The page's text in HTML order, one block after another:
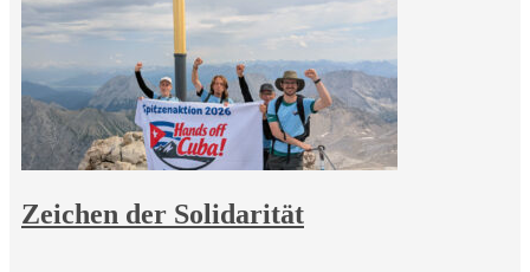
Zeichen der Solidarität